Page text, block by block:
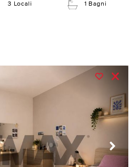
3 Locali 1 Bagni